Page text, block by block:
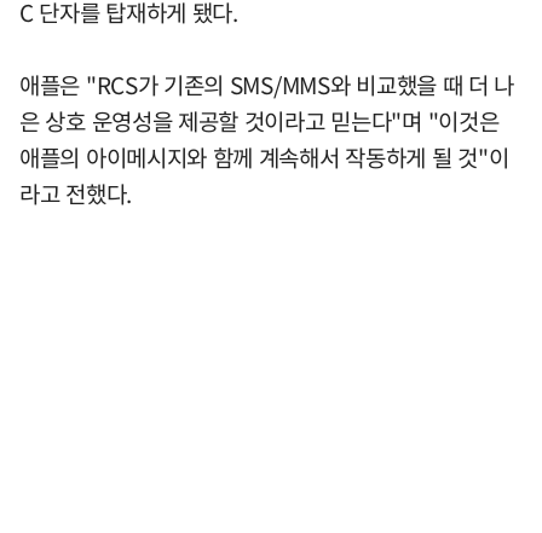
C 단자를 탑재하게 됐다.
애플은 "RCS가 기존의 SMS/MMS와 비교했을 때 더 나
은 상호 운영성을 제공할 것이라고 믿는다"며 "이것은
애플의 아이메시지와 함께 계속해서 작동하게 될 것"이
라고 전했다.